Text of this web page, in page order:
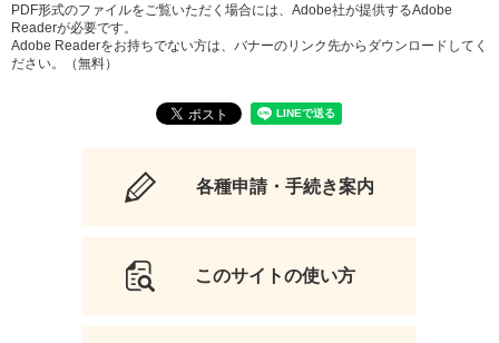
PDF形式のファイルをご覧いただく場合には、Adobe社が提供するAdobe
Readerが必要です。
Adobe Readerをお持ちでない方は、バナーのリンク先からダウンロードしてく
ださい。（無料）
各種申請・手続き案内
このサイトの使い方